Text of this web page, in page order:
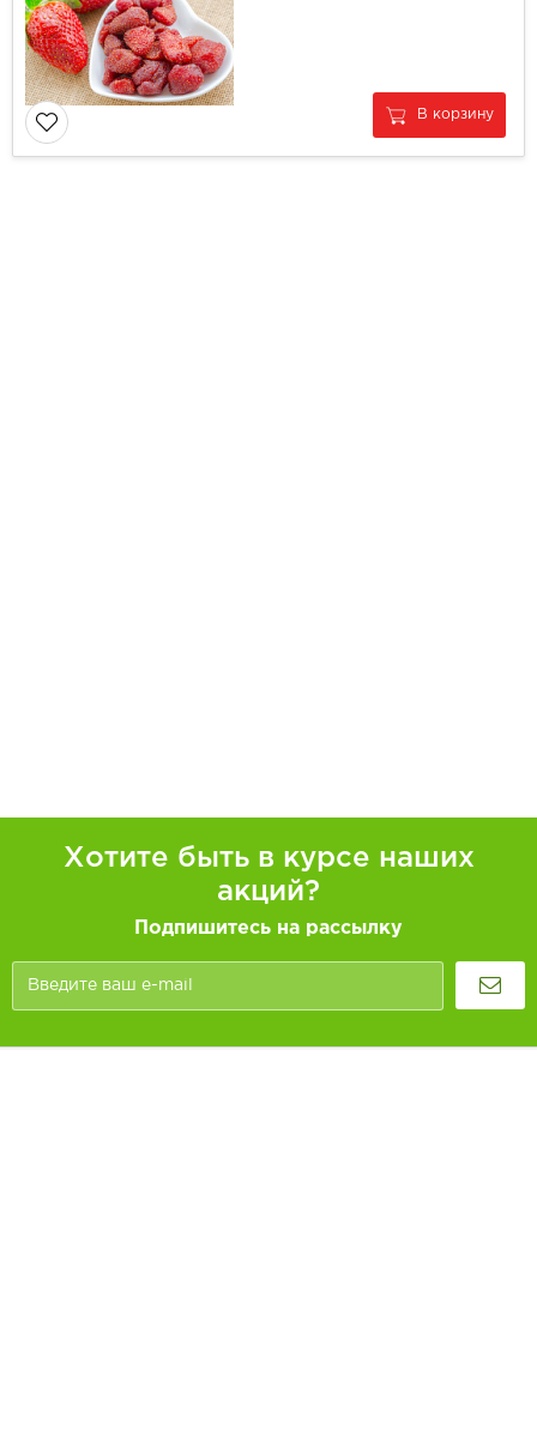
В корзину
Хотите быть в курсе наших
акций?
Подпишитесь на рассылку